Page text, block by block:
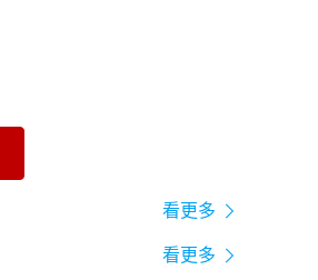
看更多
看更多